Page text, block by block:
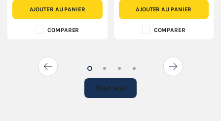
AJOUTER AU PANIER
COMPARER
AJOUTER AU PANIER
COMPARER
Tout voir